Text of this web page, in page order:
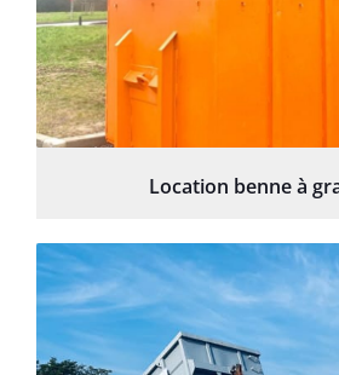
Location benne à